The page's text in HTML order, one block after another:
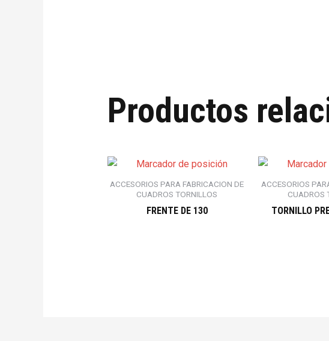
Productos
ACCESORIOS PARA FABRICACION DE
CUADROS TORNILLOS
FRENTE DE 130
ACCESORIOS
CUADROS
TORNILLO